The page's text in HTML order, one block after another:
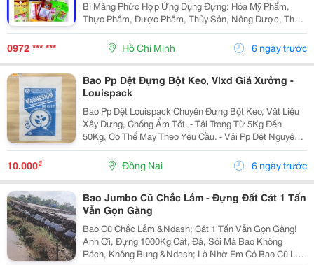
Bì Màng Phức Hợp Ứng Dụng Đựng: Hóa Mỹ Phẩm,
Thực Phẩm, Dược Phẩm, Thủy Sản, Nông Dược, Thức
Ăn Chăn Nuôi, Hóa Chất, May Mặc, Vật Liệu Xây Dựng.
Chúng Tôi Có Thể In Ấn Chính Xác Theo Yêu Cầu Của
0972 *** *** Hồ Chí Minh 6 ngày trước
Bao Pp Dệt Đựng Bột Keo, Vlxd Giá Xưởng -
Louispack
Bao Pp Dệt Louispack Chuyên Đựng Bột Keo, Vật Liệu
Xây Dựng, Chống Ẩm Tốt. - Tải Trọng Từ 5Kg Đến
50Kg, Có Thể May Theo Yêu Cầu. - Vải Pp Dệt Nguyên
Sinh Chịu Tải Cao, Chống Va Đập. - Có Tùy Chọn Tráng
Pe Hoặc Lồng Túi Pe Chống Ẩm, Chống Chảy...
10.000₫ Đồng Nai 6 ngày trước
Bao Jumbo Cũ Chắc Lắm - Đựng Đất Cát 1 Tấn
Vẫn Gọn Gàng
Bao Cũ Chắc Lắm &Ndash; Cát 1 Tấn Vẫn Gọn Gàng!
Anh Ơi, Đựng 1000Kg Cát, Đá, Sỏi Mà Bao Không
Rách, Không Bung &Ndash; Là Nhờ Em Có Bao Cũ Loại